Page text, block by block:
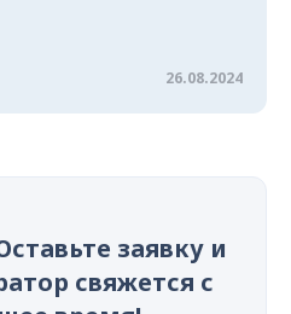
26.08.2024
заявку и
свяжется с